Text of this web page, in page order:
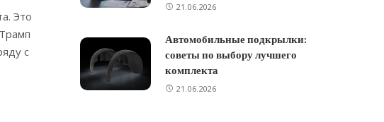
Это
Трамп
с
21.06.2026
Автомобильные подкрылки:
советы по выбору лучшего
комплекта
21.06.2026